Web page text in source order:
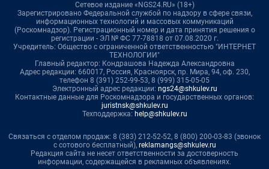
Сетевое издание «NGS24.RU» (18+)
Зарегистрировано Федеральной службой по надзору в сфере связи,
информационных технологий и массовых коммуникаций
(Роскомнадзор). Регистрационный номер и дата принятия решения о
регистрации - ЭЛ № ФС 77-78818 от 07.08.2020 г.
Учредитель: Общество с ограниченной ответственностью "ИНТЕРНЕТ
ТЕХНОЛОГИИ"
Главный редактор: Кондрашова Надежда Александровна
Адрес редакции: 660017, Россия, Красноярск, пр. Мира, 94, оф. 230,
телефон 8 (391) 252-99-53, 8 (999) 315-05-05
Электронный адрес редакции: ngs24@shkulev.ru
Контактные данные для Роскомнадзора и государственных органов:
juristnsk@shkulev.ru
Техподдержка: help@shkulev.ru
Связаться с отделом продаж: 8 (383) 212-52-52, 8 (800) 200-03-83 (звонок
с сотового бесплатный), reklamangs@shkulev.ru
Редакция сайта не несет ответственности за достоверность
информации, содержащейся в рекламных объявлениях.